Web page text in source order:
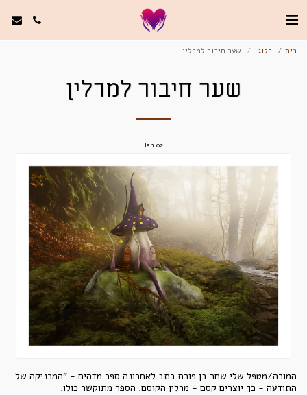
בית בלוג שער חיבור למרלין
שער חיבור למרלין
02
Jan
המורה/מטפל שלי שחר בן פורת כתב לאחרונה ספר מדהים - "המכניקה של
התודעה - כך יוצרים קסם - מרלין הקוסם. הספר מתוקשר כולו.